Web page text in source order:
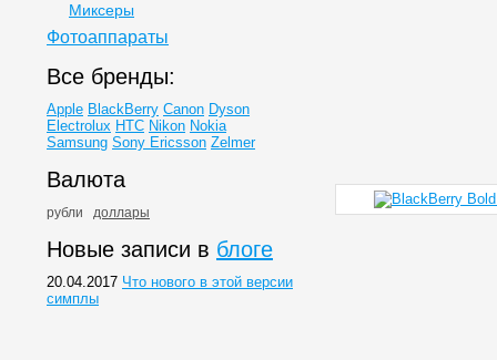
Миксеры
Фотоаппараты
Все бренды:
Apple BlackBerry Canon Dyson
Electrolux HTC Nikon Nokia
Samsung Sony Ericsson Zelmer
Валюта
рубли доллары
Новые записи в блоге
20.04.2017 Что нового в этой версии
симплы